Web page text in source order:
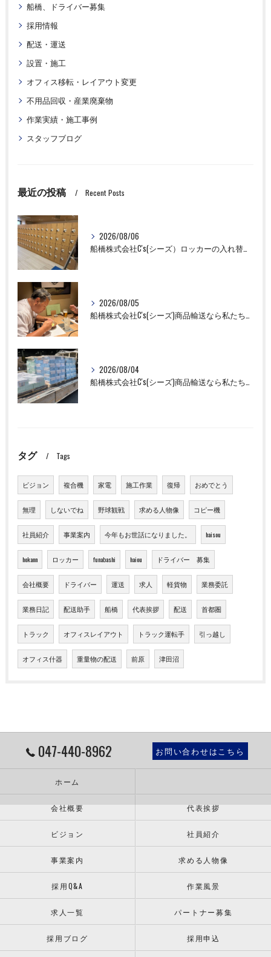
船橋、ドライバー募集
採用情報
配送・運送
設置・施工
オフィス移転・レイアウト変更
不用品回収・産業廃棄物
作業実績・施工事例
スタッフブログ
最近の投稿 Recent Posts
2026/08/06
船橋株式会社C's(シーズ）ロッカーの入れ替え作業も全国対応お任せ下さい！
2026/08/05
船橋株式会社C's(シーズ)商品輸送なら私たちにお任せください！お取引先様との交流を深めました！
2026/08/04
船橋株式会社C's(シーズ)商品輸送なら私たちにお任せください！
タグ Tags
ビジョン 複合機 家電 施工作業 復帰 おめでとう
無理 しないでね 野球観戦 求める人物像 コピー機
社員紹介 事業案内 今年もお世話になりました。 haisou
hokann ロッカー funabashi haiou ドライバー 募集
会社概要 ドライバー 運送 求人 軽貨物 業務委託
業務日記 配送助手 船橋 代表挨拶 配送 首都圏
トラック オフィスレイアウト トラック運転手 引っ越し
オフィス什器 重量物の配送 前原 津田沼
047-440-8962 お問い合わせはこちら
ホーム
会社概要 代表挨拶
ビジョン 社員紹介
事業案内 求める人物像
採用Q&A 作業風景
求人一覧 パートナー募集
採用ブログ 採用申込